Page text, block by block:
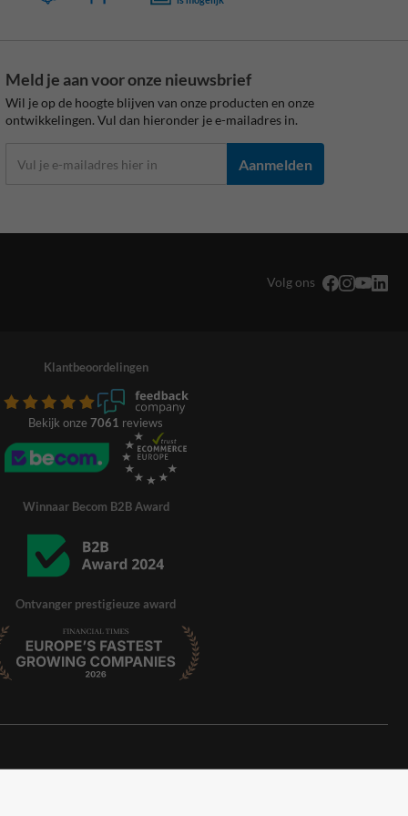
Meld je aan voor onze nieuwsbrief
Wil je op de hoogte blijven van onze producten en onze
ontwikkelingen. Vul dan hieronder je e-mailadres in.
Aanmelden
Volg ons
Klantbeoordelingen
Bekijk onze 7061 reviews
Winnaar Becom B2B Award
Ontvanger prestigieuze award